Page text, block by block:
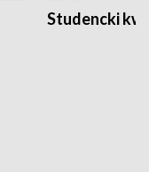
Studencki